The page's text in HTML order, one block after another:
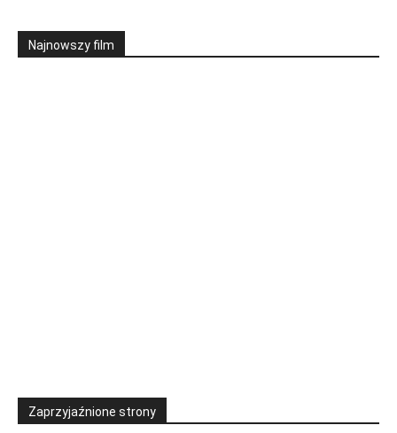
Najnowszy film
Zaprzyjaźnione strony